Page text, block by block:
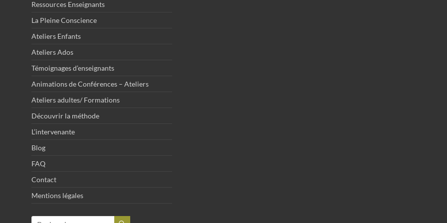
Ressources Enseignants
La Pleine Conscience
Ateliers Enfants
Ateliers Ados
Témoignages d’enseignants
Animations de Conférences – Ateliers
Ateliers adultes/ Formations
Découvrir la méthode
L’intervenante
Blog
FAQ
Contact
Mentions légales